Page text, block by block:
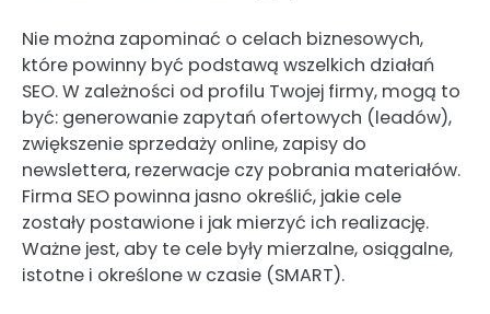
Nie można zapominać o celach biznesowych,
które powinny być podstawą wszelkich działań
SEO. W zależności od profilu Twojej firmy, mogą to
być: generowanie zapytań ofertowych (leadów),
zwiększenie sprzedaży online, zapisy do
newslettera, rezerwacje czy pobrania materiałów.
Firma SEO powinna jasno określić, jakie cele
zostały postawione i jak mierzyć ich realizację.
Ważne jest, aby te cele były mierzalne, osiągalne,
istotne i określone w czasie (SMART).